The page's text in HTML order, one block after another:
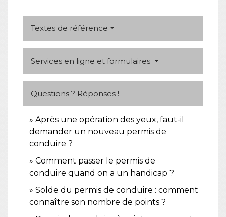
Textes de référence
Services en ligne et formulaires
Questions ? Réponses !
Après une opération des yeux, faut-il
demander un nouveau permis de
conduire ?
Comment passer le permis de
conduire quand on a un handicap ?
Solde du permis de conduire : comment
connaître son nombre de points ?